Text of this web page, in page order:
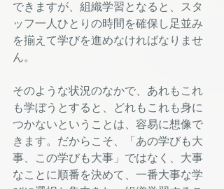
できますが、組織学習となると、スタ
ッフ一人ひとりの時間を確保し足並み
を揃えて学びを進めなければなりませ
ん。
そのような状況のなかで、あれもこれ
も学ぼうとすると、どれもこれも身に
つかないということは、容易に想像で
きます。だからこそ、「あの学びも大
事、この学びも大事」ではなく、大事
なことに順番を決めて、一番大事な学